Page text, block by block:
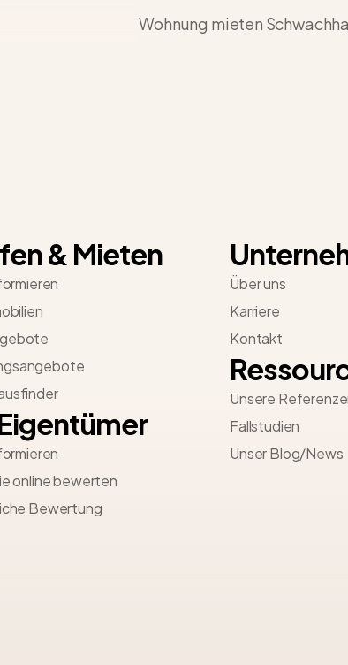
Wohnung mieten
& Mieten
online bewerten
Bewertung
Über uns
Karriere
Kontakt
Unsere
Fallstudien
Unser Blog/News